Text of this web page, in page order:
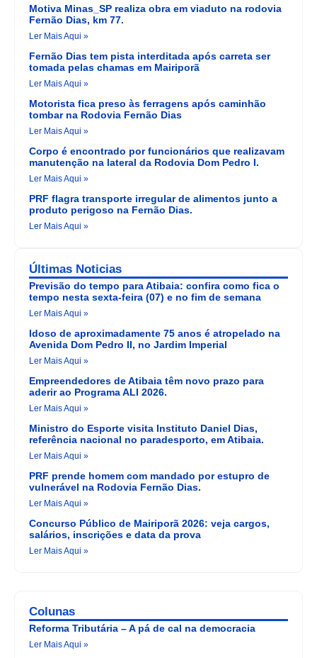
Motiva Minas_SP realiza obra em viaduto na rodovia
Fernão Dias, km 77.
Ler Mais Aqui »
Fernão Dias tem pista interditada após carreta ser
tomada pelas chamas em Mairiporã
Ler Mais Aqui »
Motorista fica preso às ferragens após caminhão
tombar na Rodovia Fernão Dias
Ler Mais Aqui »
Corpo é encontrado por funcionários que realizavam
manutenção na lateral da Rodovia Dom Pedro I.
Ler Mais Aqui »
PRF flagra transporte irregular de alimentos junto a
produto perigoso na Fernão Dias.
Ler Mais Aqui »
Últimas Noticias
Previsão do tempo para Atibaia: confira como fica o
tempo nesta sexta-feira (07) e no fim de semana
Ler Mais Aqui »
Idoso de aproximadamente 75 anos é atropelado na
Avenida Dom Pedro II, no Jardim Imperial
Ler Mais Aqui »
Empreendedores de Atibaia têm novo prazo para
aderir ao Programa ALI 2026.
Ler Mais Aqui »
Ministro do Esporte visita Instituto Daniel Dias,
referência nacional no paradesporto, em Atibaia.
Ler Mais Aqui »
PRF prende homem com mandado por estupro de
vulnerável na Rodovia Fernão Dias.
Ler Mais Aqui »
Concurso Público de Mairiporã 2026: veja cargos,
salários, inscrições e data da prova
Ler Mais Aqui »
Colunas
Reforma Tributária – A pá de cal na democracia
Ler Mais Aqui »